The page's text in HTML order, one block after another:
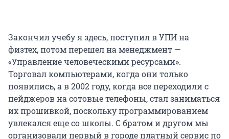
Закончил учебу я здесь, поступил в УПИ на
физтех, потом перешел на менеджмент —
«Управление человеческими ресурсами».
Торговал компьютерами, когда они только
появились, а в 2002 году, когда все переходили с
пейджеров на сотовые телефоны, стал заниматься
их прошивкой, поскольку программированием
увлекался еще со школы. С братом и другом мы
организовали первый в городе платный сервис по